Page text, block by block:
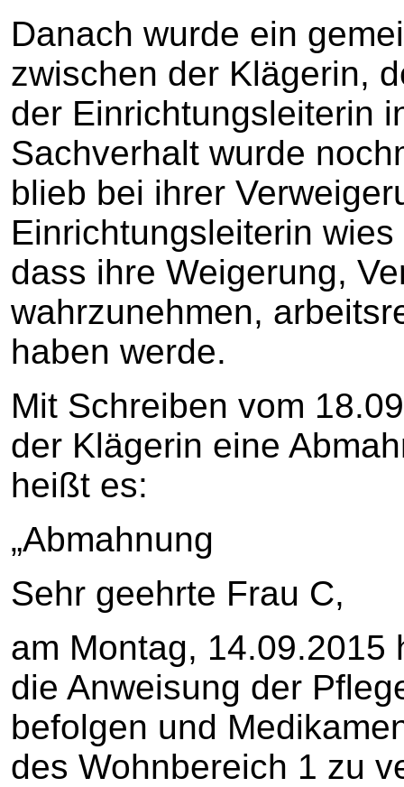
Danach wurde ein
zwischen der Klägerin,
der Einrichtungsleiterin
Sachverhalt wurde
blieb bei ihrer
Einrichtungsleiterin
dass ihre Weigerung,
wahrzunehmen,
haben werde.
Mit Schreiben vom
der Klägerin eine
heißt es:
„Abmahnung
Sehr geehrte Frau C,
am Montag, 14.09.2015
die Anweisung der
befolgen und
des Wohnbereich 1 zu